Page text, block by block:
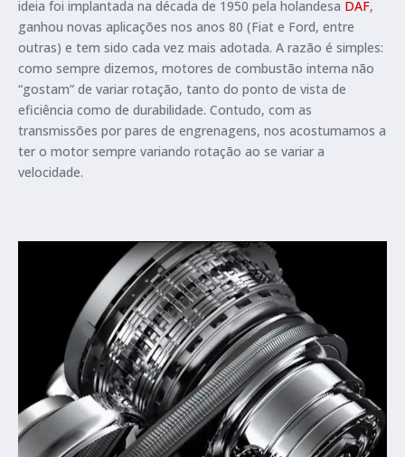
ideia foi implantada na década de 1950 pela holandesa DAF,
ganhou novas aplicações nos anos 80 (Fiat e Ford, entre
outras) e tem sido cada vez mais adotada. A razão é simples:
como sempre dizemos, motores de combustão interna não
“gostam” de variar rotação, tanto do ponto de vista de
eficiência como de durabilidade. Contudo, com as
transmissões por pares de engrenagens, nos acostumamos a
ter o motor sempre variando rotação ao se variar a
velocidade.